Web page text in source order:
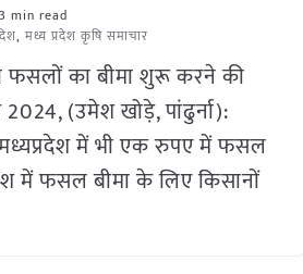
3 min read
, मध्य प्रदेश कृषि समाचार
फसलों का बीमा शुरू करने की
(उमेश खोड़े, पांढुर्ना):
मध्यप्रदेश में भी एक रुपए में फसल
में फसल बीमा के लिए किसानों